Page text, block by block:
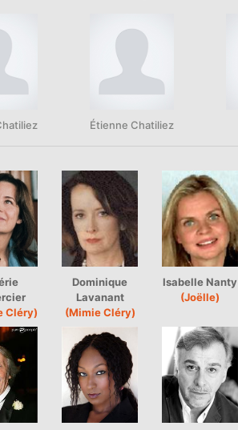
Étienne Chatiliez
Cléry)
Dominique
Lavanant
(Mimie Cléry)
Isabelle Nanty
(Joëlle)